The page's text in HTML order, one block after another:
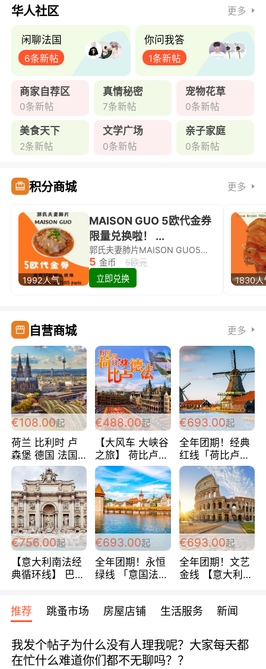
华人社区 更多
闲聊法国
6条新帖
你问我答
1条新帖
商家自荐区
0条新帖
真情秘密
7条新帖
宠物花草
0条新帖
美食天下
2条新帖
文学广场
0条新帖
亲子家庭
0条新帖
积分商城 更多
1992人气
MAISON GUO 5欧代金券
限量兑换啦！ ...
郭氏夫妻肺片MAISON GUO5欧代金券限量兑换啦！
5 金币
5欧元
立即兑换
1830人
自营商城 更多
€108.00起
荷兰 比利时 卢
森堡 德国 法国
超爽玩遍西欧 循
环线 全程四星宾
馆 108欧/人/天
€488.00起
【大风车 大峡谷
之旅】 荷比卢德
法 巴黎上下 经
典五国四日游
488欧/人
€693.00起
全年团期！经典
红线「荷比卢德
法」七天循环 五
国 仅售99欧/人/
天！巴黎上下！
包拼房~
€756.00起
【意大利南法经
典循环线】 巴黎
宾馆 108欧/天起
全程756欧/位
€693.00起
全年团期！永恒
绿线 「意国法
欧/天起 ~包拼房
€693.00起
全年团期！文艺
金线 【意大利一
每周铁发！
推荐 跳蚤市场 房屋店铺 生活服务 新闻
我发个帖子为什么没有人理我呢？大家每天都
在忙什么难道你们都不无聊吗？？